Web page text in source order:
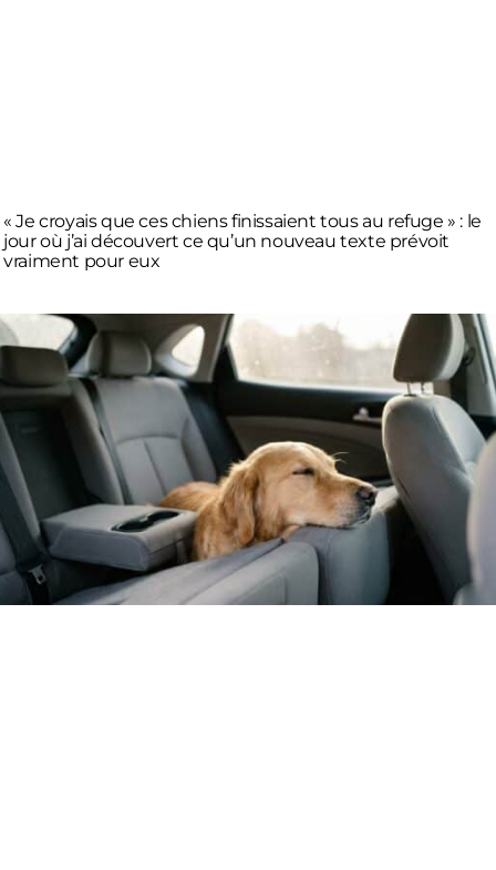
« Je croyais que ces chiens finissaient tous au refuge » : le
jour où j’ai découvert ce qu’un nouveau texte prévoit
vraiment pour eux